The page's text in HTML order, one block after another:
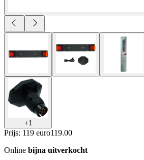
+1
Prijs: 119 euro119.00
Online bijna uitverkocht